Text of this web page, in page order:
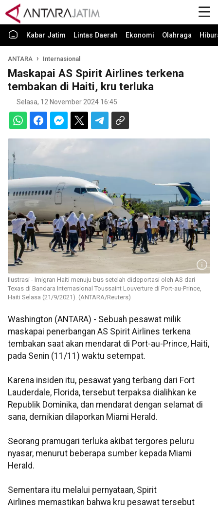
Kabar Jatim Lintas Daerah Ekonomi Olahraga
ANTARA Internasional
Maskapai AS Spirit Airlines terkena
tembakan di Haiti, kru terluka
Selasa, 12 November 2024 16:45
Ilustrasi - Imigran Haiti menuju bus setelah dideportasi oleh AS dari
Texas di Bandara Internasional Toussaint Louverture di Port-au-Prince,
Haiti Selasa (21/9/2021). (ANTARA/Reuters)
Washington (ANTARA) - Sebuah pesawat milik
maskapai penerbangan AS Spirit Airlines terkena
tembakan saat akan mendarat di Port-au-Prince, Haiti,
pada Senin (11/11) waktu setempat.
Karena insiden itu, pesawat yang terbang dari Fort
Lauderdale, Florida, tersebut terpaksa dialihkan ke
Republik Dominika, dan mendarat dengan selamat di
sana, demikian dilaporkan Miami Herald.
Seorang pramugari terluka akibat tergores peluru
nyasar, menurut beberapa sumber kepada Miami
Herald.
Sementara itu melalui pernyataan, Spirit
Airlines memastikan bahwa kru pesawat tersebut